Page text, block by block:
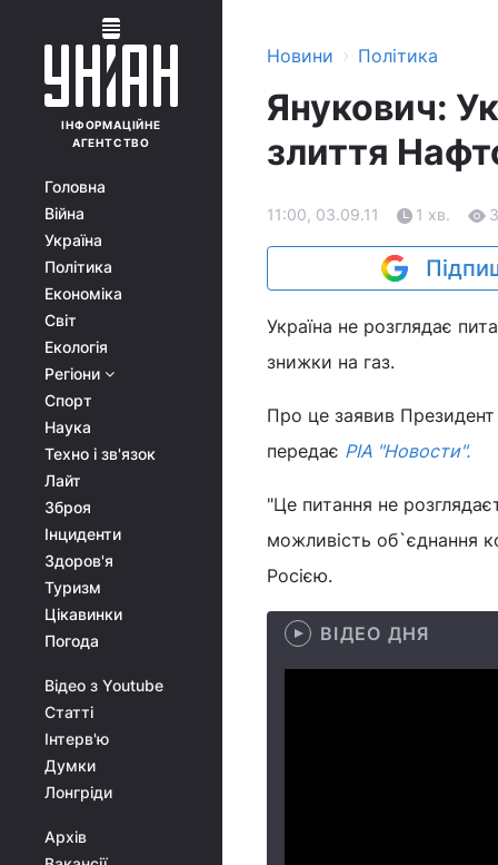
ІНФОРМАЦІЙНЕ
АГЕНТСТВО
Головна
Війна
Україна
Політика
Економіка
Світ
Екологія
Регіони
Спорт
Наука
Техно і зв'язок
Лайт
Зброя
Інциденти
Здоров'я
Туризм
Цікавинки
Погода
Відео з Youtube
Статті
Інтерв'ю
Думки
Лонгріди
Архів
Новини › Політика
Янукович:
злиття
11:00, 03.09.11 1 хв.
Україна не розглядає
знижки на газ.
Про це заявив
передає РІА "Новости".
"Це питання не
можливість об`єднання
Росією.
ВІДЕО ДНЯ